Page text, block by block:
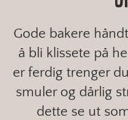
Gode bakere
å bli klissete på
er ferdig trenger
smuler og dårlig
dette se ut